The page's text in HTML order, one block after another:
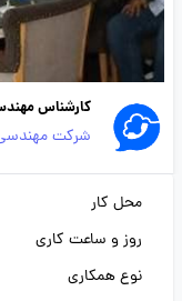
کارشناس
شرکت مهندسی
محل کار
روز و ساعت کاری
نوع همکاری